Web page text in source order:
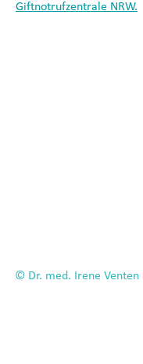
© Dr. med. Irene Venten
Giftnotrufzentrale NRW.